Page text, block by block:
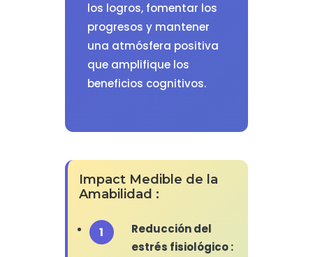
los logros, fomentar los
progresos y mantener
una atmósfera positiva
que amplifique los
beneficios cognitivos.
Impact Medible de la
Amabilidad :
Reducción del
estrés fisiológico :